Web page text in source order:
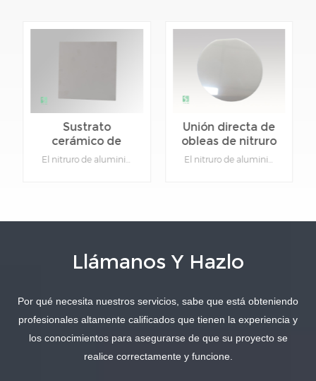
Sustrato
cerámico de
nitruro de
El nitruro de aluminio (AlN) tiene una conductividad térmica muy alta, lo que permite que esta cerámica única se extienda y elimine el calor rápidamente.Detalles del producto:Material: Nitruro de aluminioFunción: Aislamiento y disipación de calor.Tipo: Cerámica.Color: Gris.Se puede personalizar: Sí, proporcione dibujos de productos específicos.
APRENDE MÁS
Unión directa de
obleas de nitruro
de aluminio
El nitruro de aluminio (AlN) tiene una conductividad térmica muy alta, lo que permite que esta cerámica única se extienda y elimine el calor rápidamente.Detalles del producto:Material: Nitruro de aluminioFunción: Aislamiento y disipación de calor.Tipo: Cerámica.Color: Gris.Se puede personalizar: Sí, proporcione dibujos de productos específicos.
APRENDE MÁS
Llámanos Y Hazlo
Por qué necesita nuestros servicios, sabe que está obteniendo
profesionales altamente calificados que tienen la experiencia y
los conocimientos para asegurarse de que su proyecto se
realice correctamente y funcione.